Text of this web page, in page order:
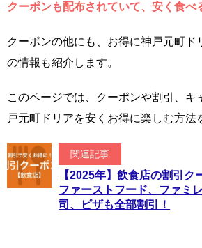
クーポンも配布されていて、安く食べ
クーポンの他にも、お得に神戸元町ド
の情報も紹介します。
このページでは、クーポンや割引、キ
戸元町ドリアを安くお得に楽しむ方法
関連記事
【2025年】飲食店の割引ク
ファーストフード、ファミ
司、ピザも全部割引！